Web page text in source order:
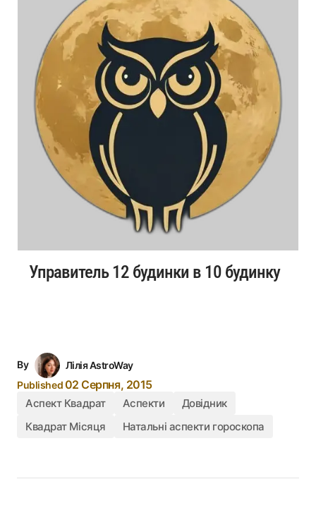
Управитель 12 будинки в 10 будинку
By
Лілія AstroWay
Published02 Серпня, 2015
Аспект Квадрат Аспекти
Довідник
Квадрат Місяця
Натальні аспекти гороскопа